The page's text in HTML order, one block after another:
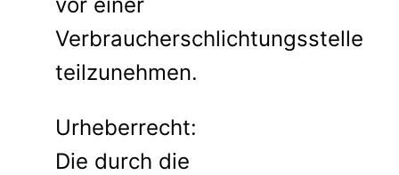
Verbraucherschlichtungsstelle
teilzunehmen.
Urheberrecht:
Die durch die